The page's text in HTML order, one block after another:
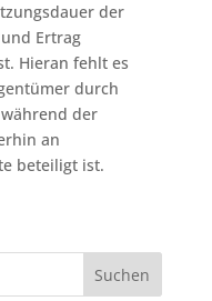
der
Ertrag
Hieran fehlt es
durch
der
an
beteiligt ist.